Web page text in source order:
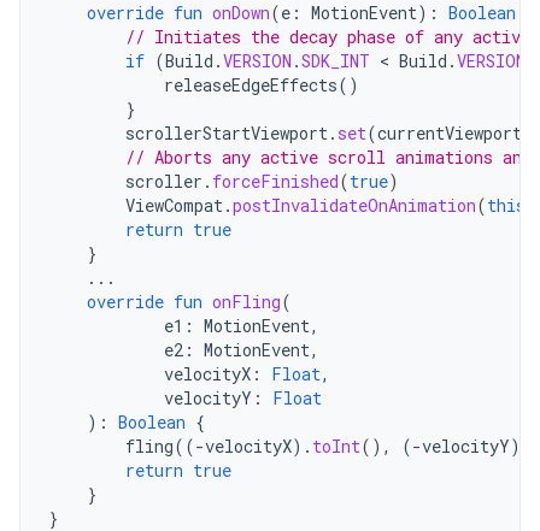
override fun onDown(e : MotionEvent): Boolean
// Initiates the decay phase of any active
if (Build .VERSION .SDK_INT < Build .
releaseEdgeEffects()
}
scrollerStartViewport. set(currentViewport
// Aborts any active scroll animations
scroller . forceFinished(true)
ViewCompat.postInvalidateOnAnimation(this
return true
}
...
override fun onFling(
e1 : MotionEvent,
e2 : MotionEvent,
velocityX : Float,
velocityY :
Float
): Boolean {
fling((-velocityX). toInt(), (-velocityY).
return true
}
}